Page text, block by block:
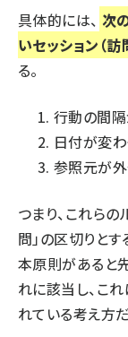
具体的には、 次
いセッション（訪
る。
行動の間
日付が変
参照元が
つまり、これら
問」の区切りと
本原則があると
れに該当し、こ
れている考え方だ